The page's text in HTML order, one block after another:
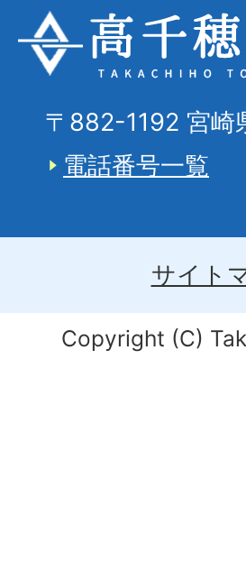
〒882-1192 宮崎
電話番号一覧
サイト
Copyright (C)